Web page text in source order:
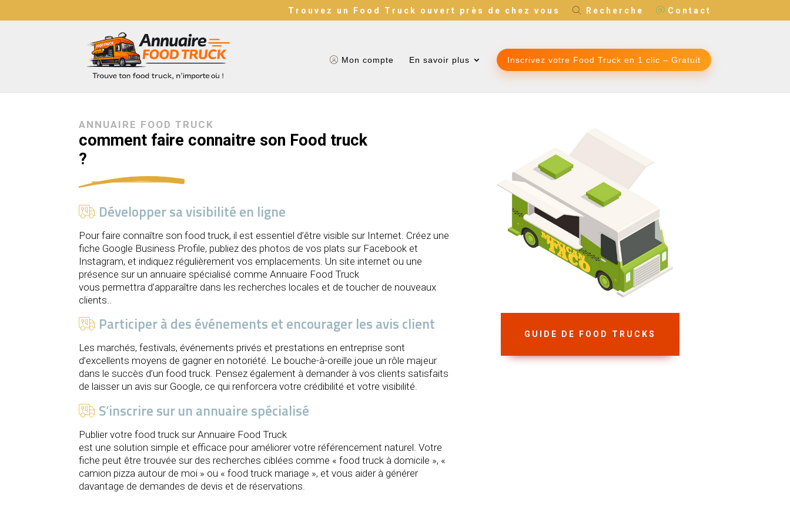
Trouvez un Food Truck ouvert près de chez vous Recherche Contact
Mon compte En savoir plus Inscrivez votre Food Truck en 1 clic – Gratuit
ANNUAIRE FOOD TRUCK
comment faire connaitre son Food truck
?
Développer sa visibilité en ligne
Pour faire connaître son food truck, il est essentiel d’être visible sur Internet. Créez une
fiche Google Business Profile, publiez des photos de vos plats sur Facebook et
Instagram, et indiquez régulièrement vos emplacements. Un site internet ou une
présence sur un annuaire spécialisé comme Annuaire Food Truck
vous permettra d’apparaître dans les recherches locales et de toucher de nouveaux
clients..
Participer à des événements et encourager les avis client
Les marchés, festivals, événements privés et prestations en entreprise sont
d’excellents moyens de gagner en notoriété. Le bouche-à-oreille joue un rôle majeur
dans le succès d’un food truck. Pensez également à demander à vos clients satisfaits
de laisser un avis sur Google, ce qui renforcera votre crédibilité et votre visibilité.
S’inscrire sur un annuaire spécialisé
Publier votre food truck sur Annuaire Food Truck
est une solution simple et efficace pour améliorer votre référencement naturel. Votre
fiche peut être trouvée sur des recherches ciblées comme « food truck à domicile », «
camion pizza autour de moi » ou « food truck mariage », et vous aider à générer
davantage de demandes de devis et de réservations.
GUIDE DE FOOD TRUCKS